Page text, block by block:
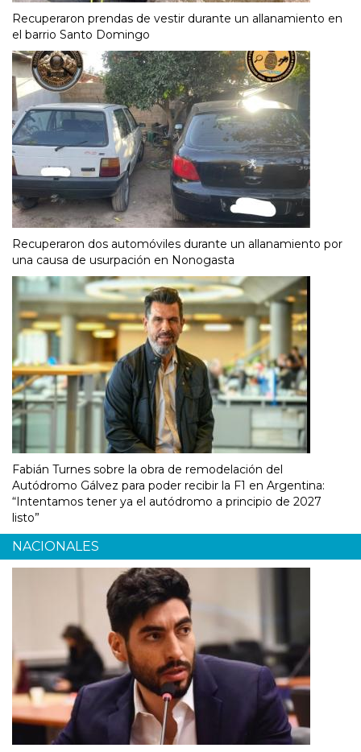
Recuperaron prendas de vestir durante un allanamiento en
el barrio Santo Domingo
Recuperaron dos automóviles durante un allanamiento por
una causa de usurpación en Nonogasta
Fabián Turnes sobre la obra de remodelación del
Autódromo Gálvez para poder recibir la F1 en Argentina:
“Intentamos tener ya el autódromo a principio de 2027
listo”
NACIONALES